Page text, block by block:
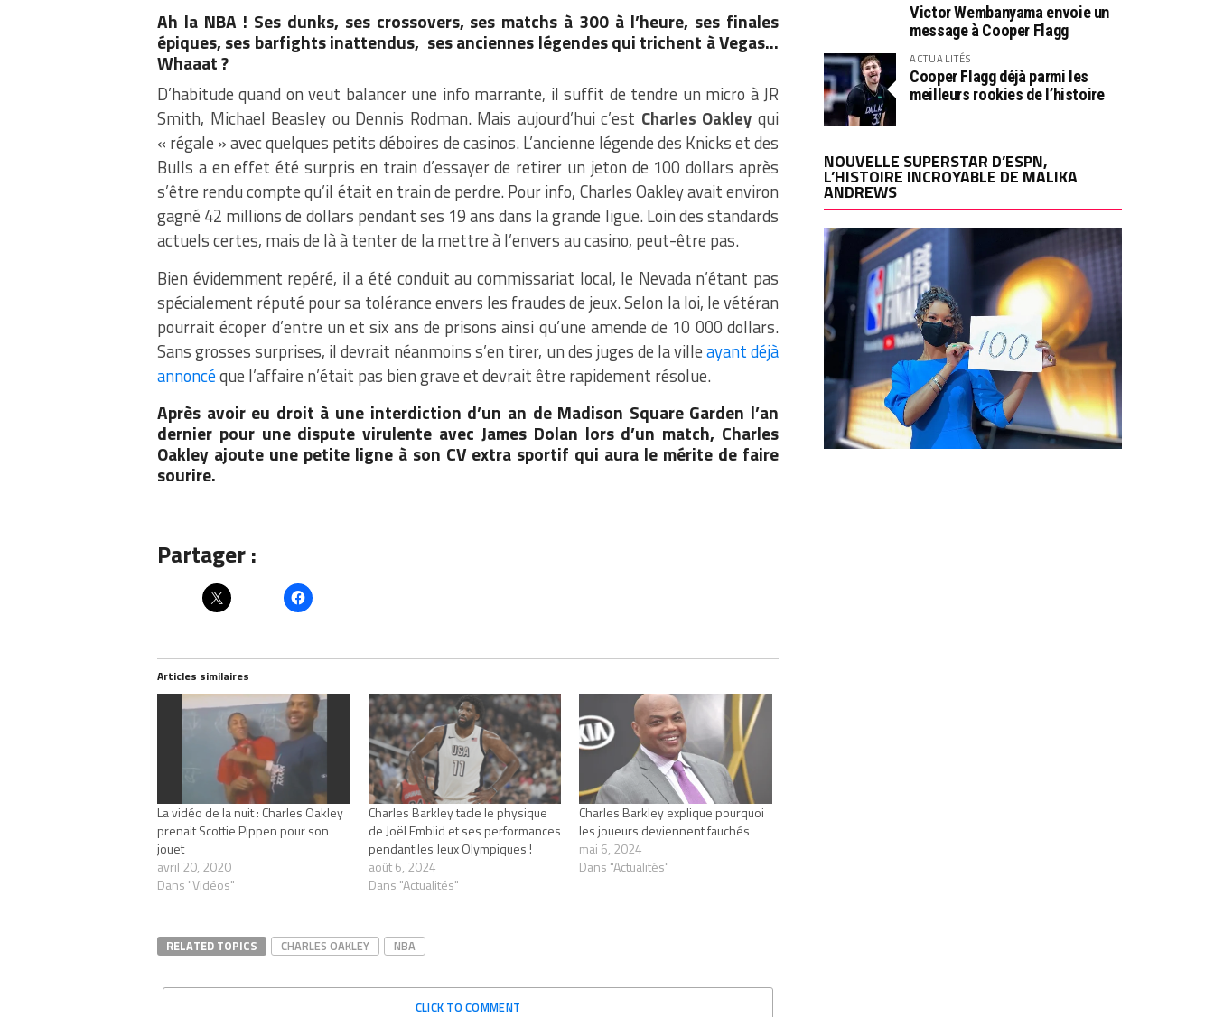
Ah la NBA! Ses dunks, ses crossovers, ses matchs à 300 à l’heure, ses finales
épiques, ses barfights inattendus, ses anciennes légendes qui trichent à Vegas…
Whaaat ?
D’habitude quand on veut balancer une info marrante, il suffit de tendre un micro à JR
Smith, Michael Beasley ou Dennis Rodman. Mais aujourd’hui c’est Charles Oakley qui
« régale » avec quelques petits déboires de casinos. L’ancienne légende des Knicks et des
Bulls a en effet été surpris en train d’essayer de retirer un jeton de 100 dollars après
s’être rendu compte qu’il était en train de perdre. Pour info, Charles Oakley avait environ
gagné 42 millions de dollars pendant ses 19 ans dans la grande ligue. Loin des standards
actuels certes, mais de là à tenter de la mettre à l’envers au casino, peut-être pas.
Bien évidemment repéré, il a été conduit au commissariat local, le Nevada n’étant pas
spécialement réputé pour sa tolérance envers les fraudes de jeux. Selon la loi, le vétéran
pourrait écoper d’entre un et six ans de prisons ainsi qu’une amende de 10 000 dollars.
Sans grosses surprises, il devrait néanmoins s’en tirer, un des juges de la villeayant déjà
annoncéque l’affaire n’était pas bien grave et devrait être rapidement résolue.
Après avoir eu droit à une interdiction d’un an de Madison Square Garden l’an
dernier pour une dispute virulente avec James Dolan lors d’un match, Charles
Oakley ajoute une petite ligne à son CV extra sportif qui aura le mérite de faire
sourire.
Partager :
Articles similaires
La vidéo de la nuit : Charles Oakley
prenait Scottie Pippen pour son
jouet
avril 20, 2020
Dans "Vidéos"
Charles Barkley tacle le physique
de Joël Embiid et ses performances
pendant les Jeux Olympiques !
août 6, 2024
Dans "Actualités"
Charles Barkley explique pourquoi
les joueurs deviennent fauchés
mai 6, 2024
Dans "Actualités"
RELATED TOPICS CHARLES OAKLEY NBA
CLICK TO COMMENT
Victor Wembanyama envoie un
message à Cooper Flagg
ACTUALITÉS
Cooper Flagg déjà parmi les
meilleurs rookies de l’histoire
NOUVELLE SUPERSTAR D’ESPN,
L’HISTOIRE INCROYABLE DE MALIKA
ANDREWS